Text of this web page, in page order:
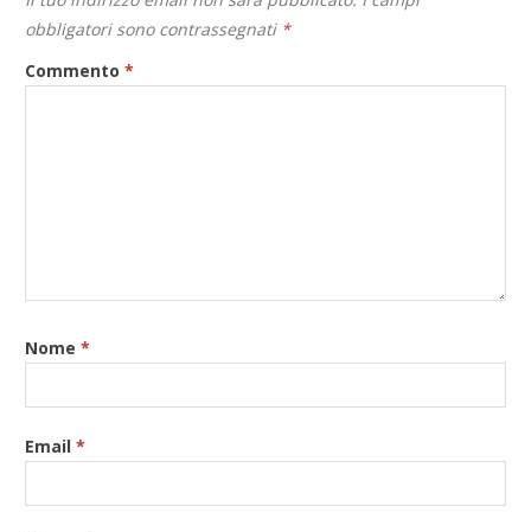
obbligatori sono contrassegnati *
Commento*
Nome*
Email*